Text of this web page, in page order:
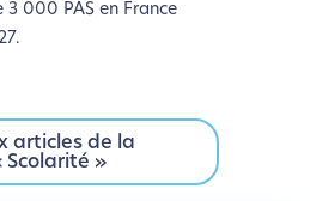
000 PAS en France
articles de la
Scolarité »